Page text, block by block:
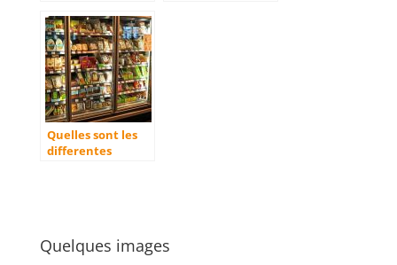
Copyright
Quelles sont les
differentes
Quelques images